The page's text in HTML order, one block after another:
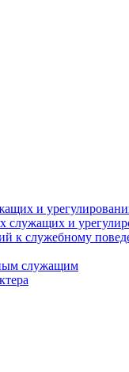
и
и
к служебному
служащим